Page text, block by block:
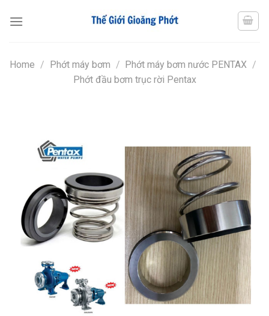
đến
Home / Phớt máy bơm / Phớt máy bơm nước PENTAX /
Phớt đầu bơm trục rời Pentax